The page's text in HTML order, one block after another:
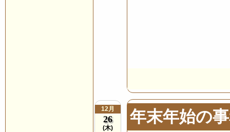
12月
26
(木)
年末年始の